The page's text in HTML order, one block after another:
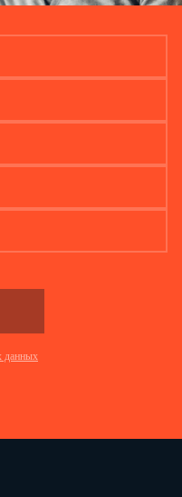
данных